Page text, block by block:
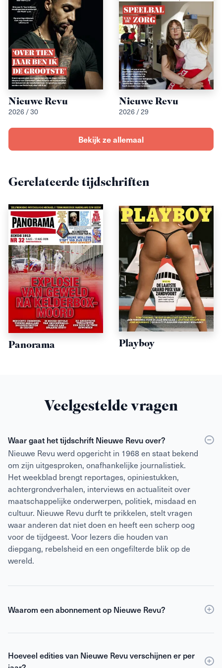
Nieuwe Revu
2026 / 30
Nieuwe Revu
2026 / 29
Bekijk ze allemaal
Gerelateerde tijdschriften
Panorama Playboy
Veelgestelde vragen
Waar gaat het tijdschrift Nieuwe Revu over?
Nieuwe Revu werd opgericht in 1968 en staat bekend
om zijn uitgesproken, onafhankelijke journalistiek.
Het weekblad brengt reportages, opiniestukken,
achtergrondverhalen, interviews en actualiteit over
maatschappelijke onderwerpen, politiek, misdaad en
cultuur. Nieuwe Revu durft te prikkelen, stelt vragen
waar anderen dat niet doen en heeft een scherp oog
voor de tijdgeest. Voor lezers die houden van
diepgang, rebelsheid en een ongefilterde blik op de
wereld.
Waarom een abonnement op Nieuwe Revu?
Eenabonnementop Nieuwe Revu is voordeliger dan
scherpe journalistiek en digitale edities. Je ontvangt
Hoeveel edities van Nieuwe Revu verschijnen er per